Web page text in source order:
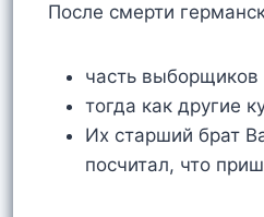
После смерти
часть
тогда как другие
Их старший брат
посчитал, что